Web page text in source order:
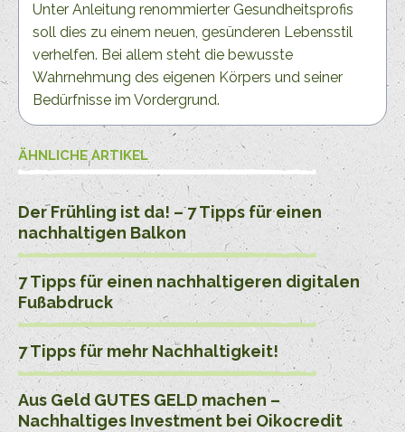
Unter Anleitung renommierter Gesundheitsprofis
soll dies zu einem neuen, gesünderen Lebensstil
verhelfen. Bei allem steht die bewusste
Wahrnehmung des eigenen Körpers und seiner
Bedürfnisse im Vordergrund.
ÄHNLICHE ARTIKEL
Der Frühling ist da! – 7 Tipps für einen
nachhaltigen Balkon
7 Tipps für einen nachhaltigeren digitalen
Fußabdruck
7 Tipps für mehr Nachhaltigkeit!
Aus Geld GUTES GELD machen –
Nachhaltiges Investment bei Oikocredit